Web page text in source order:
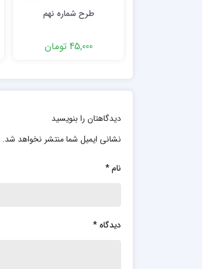
طرح شماره نهم
45,000 تومان
دیدگاهتان را بنویسید
نشانی ایمیل شما منتشر نخواهد شد.
نام*
دیدگاه *